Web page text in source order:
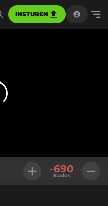
INSTUREN
-690
kudos